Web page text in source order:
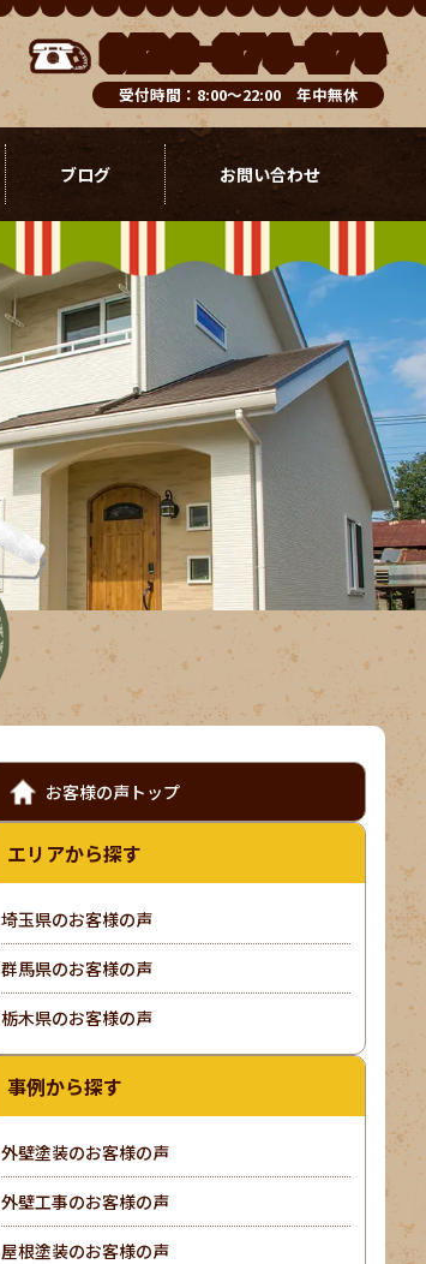
0120-076-976
受付時間：8:00～22:00 年中無休
ブログ お問い合わせ
お客様の声トップ
エリアから探す
埼玉県のお客様の声
群馬県のお客様の声
栃木県のお客様の声
事例から探す
外壁塗装のお客様の声
外壁工事のお客様の声
屋根塗装のお客様の声